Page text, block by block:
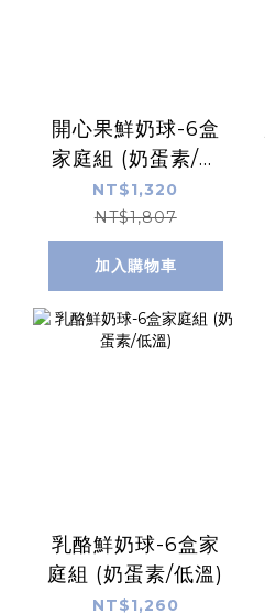
開心果鮮奶球-6盒
家庭組 (奶蛋素/低
溫)
NT$1,320
NT$1,807
加入購物車
乳酪鮮奶球-6盒家
庭組 (奶蛋素/低溫)
NT$1,260